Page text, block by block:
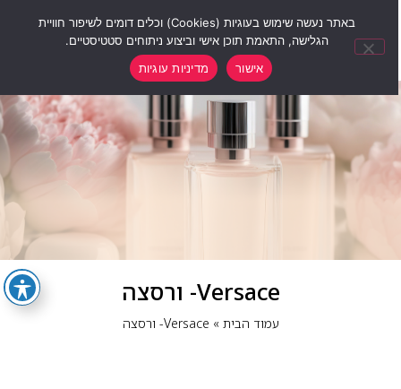
Versace- ורסצה
עמוד הבית» Versace- ורסצה
באתר נעשה שימוש בעוגיות (Cookies) וכלים דומים לשיפור חוויית
הגלישה, התאמת תוכן אישי וביצוע ניתוחים סטטיסטיים.
אישור
מדיניות עוגיות